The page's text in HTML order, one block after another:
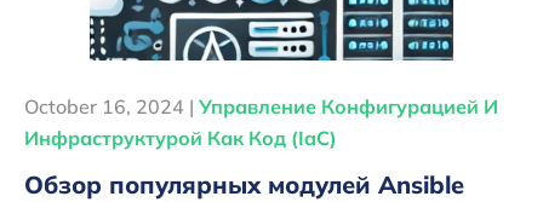
October 16, 2024 | Управление Конфигурацией И
Инфраструктурой Как Код (IaC)
Обзор популярных модулей Ansible